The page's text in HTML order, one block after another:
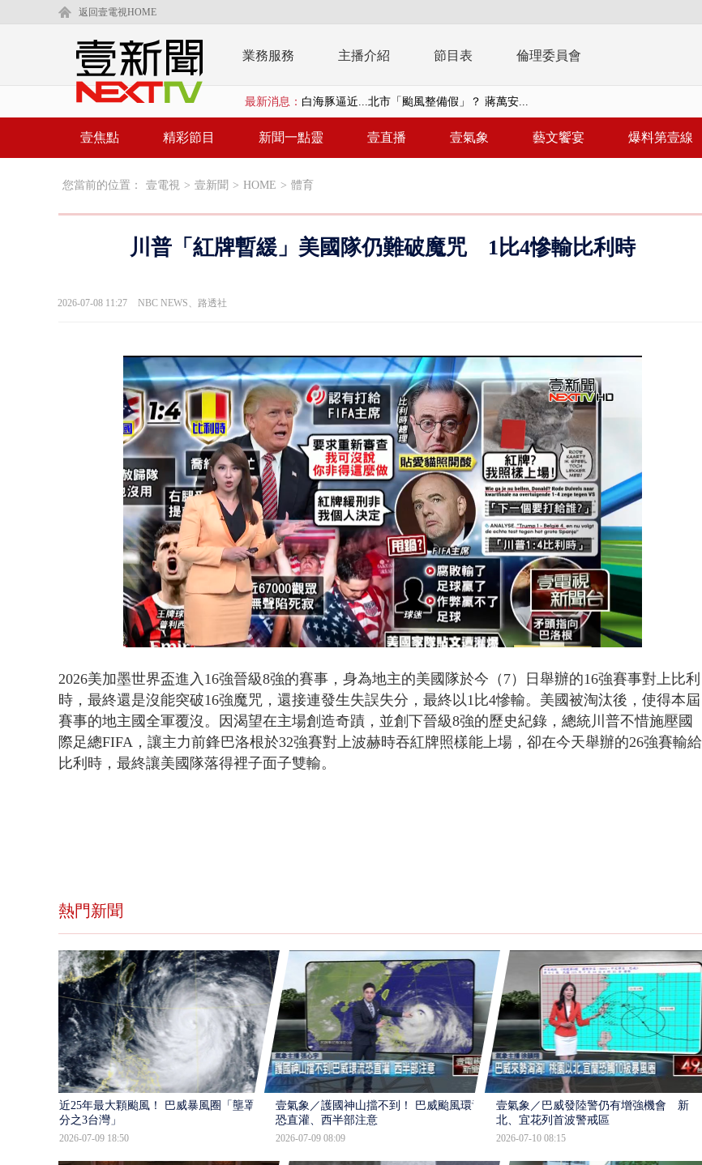
返回壹電視HOME
業務服務 主播介紹 節目表 倫理委員會
最新消息： 白海豚逼近...北市「颱風整備假」？ 蔣萬安...
利慾薰心！ 美女律師涉龐大洗錢鏈 通緝港...
早餐店放迷你拒馬「只有始源可以停」 他真...
賴清德「0看稿」嗆爆盧秀燕 2028總統戰提...
救生員大武崙戲水失蹤！ 搜救艇翻覆4警消落...
暗網買5000萬筆個資！ 網軍洩密中共遭起訴...
貨車鬼切釀禍 砂石車為閃避悚撞4車釀3傷
壹焦點 精彩節目 新聞一點靈 壹直播 壹氣象 藝文饗宴 爆料第壹線
您當前的位置： 壹電視 > 壹新聞 > HOME > 體育
川普「紅牌暫緩」美國隊仍難破魔咒 1比4慘輸比利時
2026-07-08 11:27 NBC NEWS、路透社
Unmute Loaded
:
31.14%
2026美加墨世界盃進入16強晉級8強的賽事，身為地主的美國隊於今（7）日舉辦的16強賽事對上比利
時，最終還是沒能突破16強魔咒，還接連發生失誤失分，最終以1比4慘輸。美國被淘汰後，使得本屆
賽事的地主國全軍覆沒。因渴望在主場創造奇蹟，並創下晉級8強的歷史紀錄，總統川普不惜施壓國
際足總FIFA，讓主力前鋒巴洛根於32強賽對上波赫時吞紅牌照樣能上場，卻在今天舉辦的26強賽輸給
比利時，最終讓美國隊落得裡子面子雙輸。
熱門新聞
近25年最大顆颱風！ 巴威暴風圈「壟罩4
分之3台灣」
2026-07-09 18:50
壹氣象／護國神山擋不到！ 巴威颱風環流
恐直灌、西半部注意
2026-07-09 08:09
壹氣象／巴威發陸警仍有增強機會 新
北、宜花列首波警戒區
2026-07-10 08:15